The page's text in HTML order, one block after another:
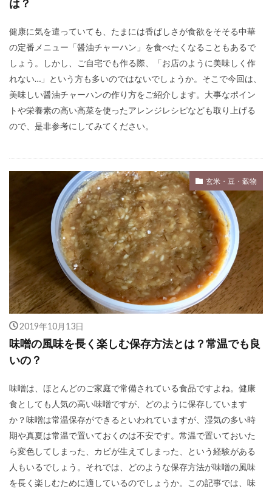
は？
健康に気を遣っていても、たまには香ばしさが食欲をそそる中華
の定番メニュー「醤油チャーハン」を食べたくなることもあるで
しょう。しかし、ご自宅でも作る際、「お店のように美味しく作
れない…」という方も多いのではないでしょうか。そこで今回は、
美味しい醤油チャーハンの作り方をご紹介します。大事なポイン
トや栄養素の高い高菜を使ったアレンジレシピなども取り上げる
ので、是非参考にしてみてください。
玄米・豆・穀物
2019年10月13日
味噌の風味を長く楽しむ保存方法とは？常温でも良
いの？
味噌は、ほとんどのご家庭で常備されている食品ですよね。健康
食としても人気の高い味噌ですが、どのように保存しています
か？味噌は常温保存ができるといわれていますが、湿気の多い時
期や真夏は常温で置いておくのは不安です。常温で置いておいた
ら変色してしまった、カビが生えてしまった、という経験がある
人もいるでしょう。それでは、どのような保存方法が味噌の風味
を長く楽しむために適しているのでしょうか。この記事では、味